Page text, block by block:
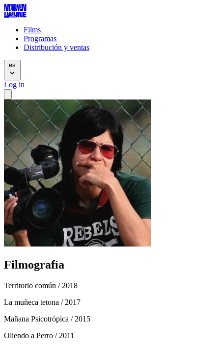
Films
Programas
Distribución y ventas
es
Log in
Filmografía
Territorio común / 2018
La muñeca tetona / 2017
Mañana Psicotrópica / 2015
Oliendo a Perro / 2011